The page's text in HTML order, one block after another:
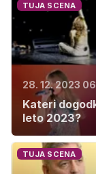
TUJA SCENA
28. 12. 2023
Kateri
leto 2023?
TUJA SCENA